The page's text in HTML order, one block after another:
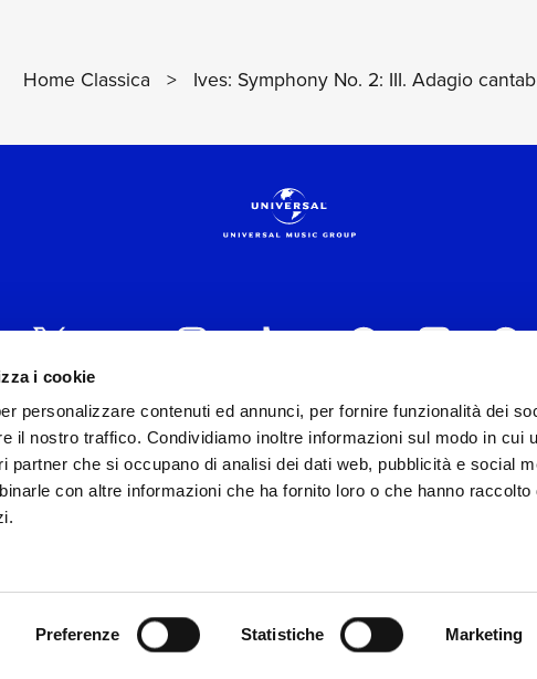
i cookie
personalizzare contenuti ed annunci, per fornire funzionalità dei
il nostro traffico. Condividiamo inoltre informazioni sul modo in cui
partner che si occupano di analisi dei dati web, pubblicità e social
con altre informazioni che ha fornito loro o che hanno raccolto
Preferenze Statistiche Marketing
Home Classica > Ives: Symphony No. 2: III. Adagio
MUSIC ITALIA s.r.l. (Società con unico socio) | Via Nervesa,
Iscritta al REA di Milano con il numero 966135 in
Capitale sociale Euro 2.000.000 interamente versato.
best practices in tema di corporate compliance ed al fine di
modello di gestione e organizzazione ex d.lgs. 231/2001
e Cookie Policy|Riserva diritti|Diritti dell’utente sulla
2026 Universal Music Group N.V.All rights